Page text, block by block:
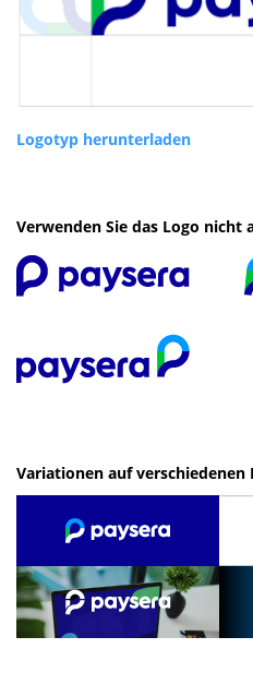
Logotyp herunterladen
Verwenden Sie das Logo nicht
Variationen auf